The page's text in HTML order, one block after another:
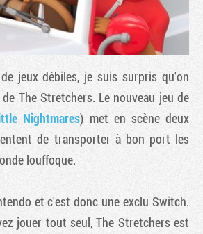
jeux débiles, je suis surpris qu'on
The Stretchers. Le nouveau jeu de
Nightmares) met en scène deux
de transporter à bon port les
louffoque.
et c'est donc une exclu Switch.
jouer tout seul, The Stretchers est
Tribune